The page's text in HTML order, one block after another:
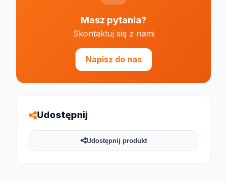
Masz pytania?
Skontaktuj się z nami
Napisz do nas
Udostępnij
Udostępnij produkt